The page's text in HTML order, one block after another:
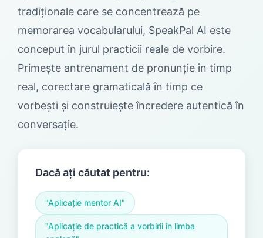
tradiționale care se concentrează pe
memorarea vocabularului, SpeakPal AI este
conceput în jurul practicii reale de vorbire.
Primește antrenament de pronunție în timp
real, corectare gramaticală în timp ce
vorbești și construiește încredere autentică în
conversație.
Dacă ați căutat pentru:
"Aplicație mentor AI"
"Aplicație de practică a vorbirii în limba